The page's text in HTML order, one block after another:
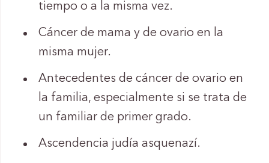
tiempo o a la misma vez.
Cáncer de mama y de ovario en la
misma mujer.
Antecedentes de cáncer de ovario en
la familia, especialmente si se trata de
un familiar de primer grado.
Ascendencia judía asquenazí.